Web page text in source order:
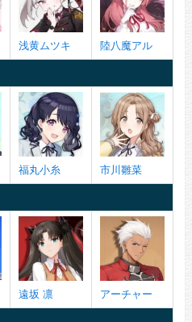
浅黄ムツキ 陸八魔アル
福丸小糸 市川雛菜
遠坂 凛 アーチャー